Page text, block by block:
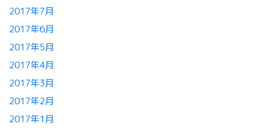
2017年7月
2017年6月
2017年5月
2017年4月
2017年3月
2017年2月
2017年1月